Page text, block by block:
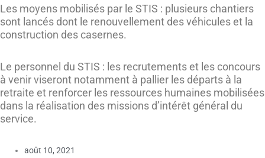
Les moyens mobilisés par le STIS : plusieurs chantiers
sont lancés dont le renouvellement des véhicules et la
construction des casernes.
Le personnel du STIS : les recrutements et les concours
à venir viseront notamment à pallier les départs à la
retraite et renforcer les ressources humaines mobilisées
dans la réalisation des missions d’intérêt général du
service.
août 10, 2021